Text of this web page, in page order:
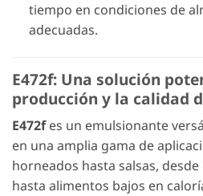
tiempo en condiciones de
adecuadas.
E472f: Una solución
producción y la calidad
E472fes un emulsionante
en una amplia gama de
horneados hasta salsas,
hasta alimentos bajos en